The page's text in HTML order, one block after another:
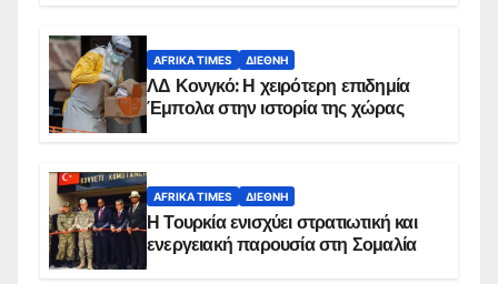
AFRIKA TIMES ΔΙΕΘΝΉ
ΛΔ Κονγκό: Η χειρότερη επιδημία
Έμπολα στην ιστορία της χώρας
AFRIKA TIMES ΔΙΕΘΝΉ
Η Τουρκία ενισχύει στρατιωτική και
ενεργειακή παρουσία στη Σομαλία